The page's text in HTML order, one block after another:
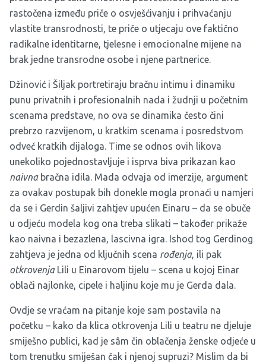
rastočena između priče o osvješćivanju i prihvaćanju
vlastite transrodnosti, te priče o utjecaju ove faktično
radikalne identitarne, tjelesne i emocionalne mijene na
brak jedne transrodne osobe i njene partnerice.
Džinović i Šiljak portretiraju bračnu intimu i dinamiku
punu privatnih i profesionalnih nada i žudnji u početnim
scenama predstave, no ova se dinamika često čini
prebrzo razvijenom, u kratkim scenama i posredstvom
odveć kratkih dijaloga. Time se odnos ovih likova
unekoliko pojednostavljuje i isprva biva prikazan kao
naivnabračna idila. Mada odvaja od imerzije, argument
za ovakav postupak bih donekle mogla pronaći u namjeri
da se i Gerdin šaljivi zahtjev upućen Einaru – da se obuče
u odjeću modela kog ona treba slikati – također prikaže
kao naivna i bezazlena, lascivna igra. Ishod tog Gerdinog
zahtjeva je jedna od ključnih scena rođenja, ili pak
otkrovenjaLili u Einarovom tijelu – scena u kojoj Einar
oblači najlonke, cipele i haljinu koje mu je Gerda dala.
Ovdje se vraćam na pitanje koje sam postavila na
početku – kako da klica otkrovenja Lili u teatru ne djeluje
smiješno publici, kad je sâm čin oblačenja ženske odjeće u
tom trenutku smiješan čak i njenoj supruzi? Mislim da bi